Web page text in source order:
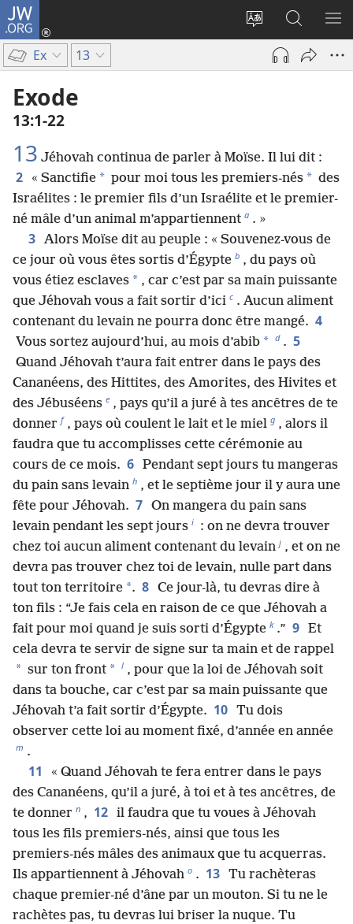
JW.ORG
Changer
langue
Se
connecter
sur
JW.ORG
Ex 13
Exode
13​:​1-22
13 Jéhovah continua de parler à Moïse. Il lui dit :
2 « Sanctifie * pour moi tous les premiers-nés * des
Israélites : le premier fils d’un Israélite et le premier-
né mâle d’un animal m’appartiennent a . »
3 Alors Moïse dit au peuple : « Souvenez-vous de
ce jour où vous êtes sortis d’Égypte b , du pays où
vous étiez esclaves * , car c’est par sa main puissante
que Jéhovah vous a fait sortir d’ici c . Aucun aliment
contenant du levain ne pourra donc être mangé. 4
Vous sortez aujourd’hui, au mois d’abib * d . 5
Quand Jéhovah t’aura fait entrer dans le pays des
Cananéens, des Hittites, des Amorites, des Hivites et
des Jébuséens e , pays qu’il a juré à tes ancêtres de te
donner f , pays où coulent le lait et le miel g , alors il
faudra que tu accomplisses cette cérémonie au
cours de ce mois. 6 Pendant sept jours tu mangeras
du pain sans levain h , et le septième jour il y aura une
fête pour Jéhovah. 7 On mangera du pain sans
levain pendant les sept jours i : on ne devra trouver
chez toi aucun aliment contenant du levain j , et on ne
devra pas trouver chez toi de levain, nulle part dans
tout ton territoire *. 8 Ce jour-là, tu devras dire à
ton fils : “Je fais cela en raison de ce que Jéhovah a
fait pour moi quand je suis sorti d’Égypte k .” 9 Et
cela devra te servir de signe sur ta main et de rappel
* sur ton front * l , pour que la loi de Jéhovah soit
dans ta bouche, car c’est par sa main puissante que
Jéhovah t’a fait sortir d’Égypte. 10 Tu dois
observer cette loi au moment fixé, d’année en année
m .
11
« Quand Jéhovah te fera entrer dans le pays
des Cananéens, qu’il a juré, à toi et à tes ancêtres, de
te donner n , 12 il faudra que tu voues à Jéhovah
tous les fils premiers-nés, ainsi que tous les
premiers-nés mâles des animaux que tu acquerras.
Ils appartiennent à Jéhovah o . 13 Tu rachèteras
chaque premier-né d’âne par un mouton. Si tu ne le
rachètes pas, tu devras lui briser la nuque. Tu